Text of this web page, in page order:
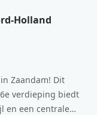
Holland
Zaandam! Dit
verdieping biedt
en een centrale